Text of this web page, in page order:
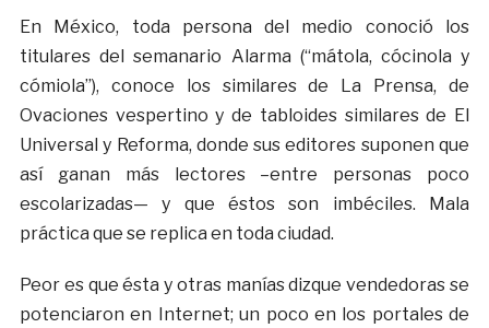
En México, toda persona del medio conoció los
titulares del semanario Alarma (“mátola, cócinola y
cómiola”), conoce los similares de La Prensa, de
Ovaciones vespertino y de tabloides similares de El
Universal y Reforma, donde sus editores suponen que
así ganan más lectores –entre personas poco
escolarizadas— y que éstos son imbéciles. Mala
práctica que se replica en toda ciudad.
Peor es que ésta y otras manías dizque vendedoras se
potenciaron en Internet; un poco en los portales de